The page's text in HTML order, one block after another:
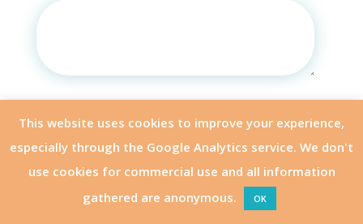
INSCRIBIRSE OTROS MÓDULOS
This website uses cookies to improve your experience,
especially through the Google Analytics service. We don't
use cookies for commercial use and all information
gathered are anonymous.
OK